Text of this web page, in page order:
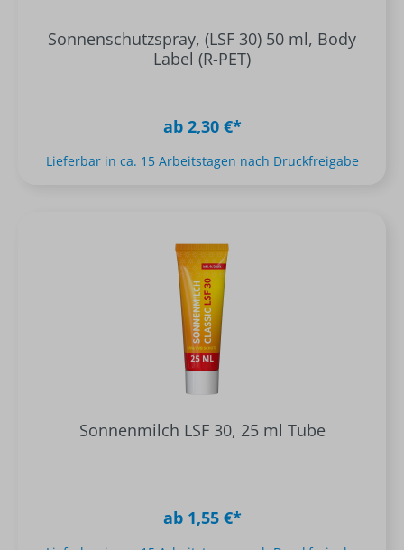
Sonnenschutzspray, (LSF 30) 50 ml, Body
Label (R-PET)
ab 2,30 €*
Lieferbar in ca. 15 Arbeitstagen nach Druckfreigabe
Sonnenmilch LSF 30, 25 ml Tube
ab 1,55 €*